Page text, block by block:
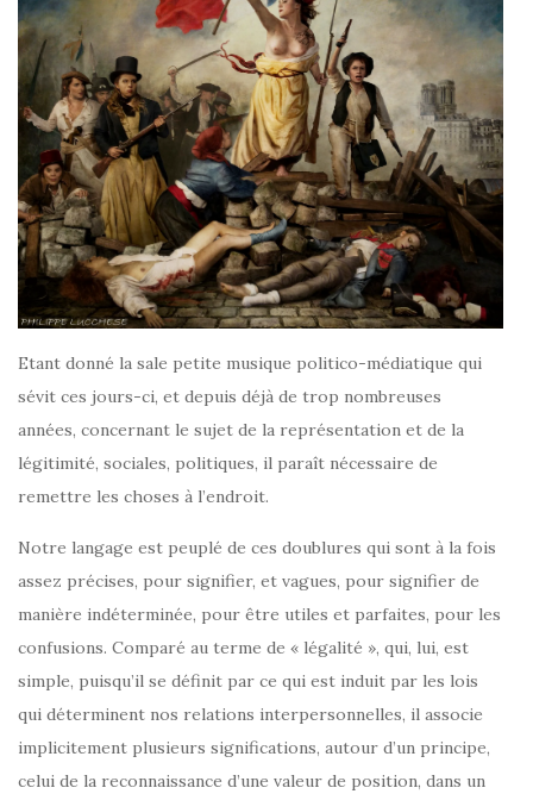
Etant donné la sale petite musique politico-médiatique qui
sévit ces jours-ci, et depuis déjà de trop nombreuses
années, concernant le sujet de la représentation et de la
légitimité, sociales, politiques, il paraît nécessaire de
remettre les choses à l’endroit.
Notre langage est peuplé de ces doublures qui sont à la fois
assez précises, pour signifier, et vagues, pour signifier de
manière indéterminée, pour être utiles et parfaites, pour les
confusions. Comparé au terme de « légalité », qui, lui, est
simple, puisqu’il se définit par ce qui est induit par les lois
qui déterminent nos relations interpersonnelles, il associe
implicitement plusieurs significations, autour d’un principe,
celui de la reconnaissance d’une valeur de position, dans un